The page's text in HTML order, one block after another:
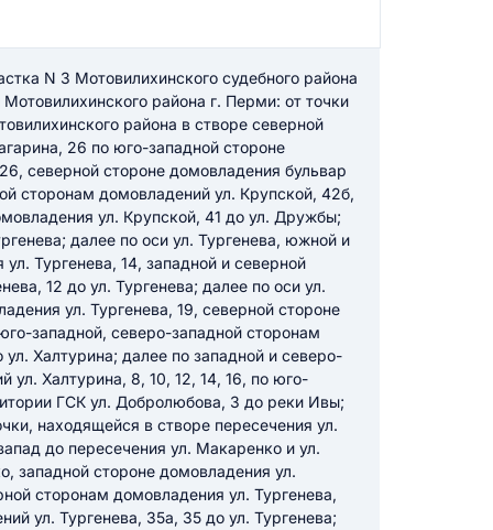
N 3 Мотовилихинского судебного района
района г. Перми: от точки
района в створе северной
26 по юго-западной стороне
северной стороне домовладения бульвар
сторонам домовладений ул. Крупской, 42б,
ул. Крупской, 41 до ул. Дружбы;
далее по оси ул. Тургенева, южной и
Тургенева, 14, западной и северной
12 до ул. Тургенева; далее по оси ул.
ул. Тургенева, 19, северной стороне
западной, северо-западной сторонам
Халтурина; далее по западной и северо-
ул. Халтурина, 8, 10, 12, 14, 16, по юго-
ГСК ул. Добролюбова, 3 до реки Ивы;
находящейся в створе пересечения ул.
до пересечения ул. Макаренко и ул.
западной стороне домовладения ул.
сторонам домовладения ул. Тургенева,
ул. Тургенева, 35а, 35 до ул. Тургенева;
отзыва